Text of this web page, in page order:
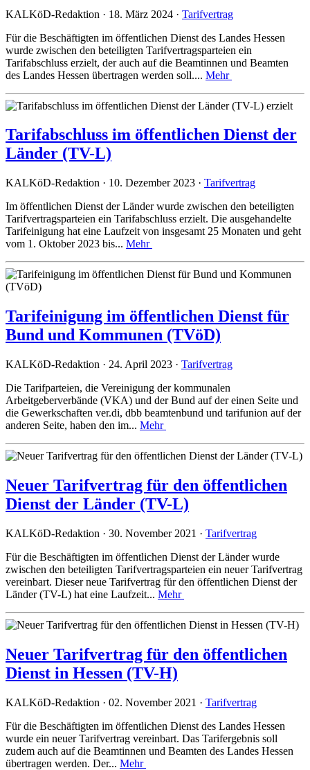
KALKöD-Redaktion · 18. März 2024 · Tarifvertrag
Für die Beschäftigten im öffentlichen Dienst des Landes Hessen
wurde zwischen den beteiligten Tarifvertragsparteien ein
Tarifabschluss erzielt, der auch auf die Beamtinnen und Beamten
des Landes Hessen übertragen werden soll.... Mehr
Tarifabschluss im öffentlichen Dienst der
Länder (TV-L)
KALKöD-Redaktion · 10. Dezember 2023 · Tarifvertrag
Im öffentlichen Dienst der Länder wurde zwischen den beteiligten
Tarifvertragsparteien ein Tarifabschluss erzielt. Die ausgehandelte
Tarifeinigung hat eine Laufzeit von insgesamt 25 Monaten und geht
vom 1. Oktober 2023 bis... Mehr
Tarifeinigung im öffentlichen Dienst für
Bund und Kommunen (TVöD)
KALKöD-Redaktion · 24. April 2023 · Tarifvertrag
Die Tarifparteien, die Vereinigung der kommunalen
Arbeitgeberverbände (VKA) und der Bund auf der einen Seite und
die Gewerkschaften ver.di, dbb beamtenbund und tarifunion auf der
anderen Seite, haben den im... Mehr
Neuer Tarifvertrag für den öffentlichen
Dienst der Länder (TV-L)
KALKöD-Redaktion · 30. November 2021 · Tarifvertrag
Für die Beschäftigten im öffentlichen Dienst der Länder wurde
zwischen den beteiligten Tarifvertragsparteien ein neuer Tarifvertrag
vereinbart. Dieser neue Tarifvertrag für den öffentlichen Dienst der
Länder (TV-L) hat eine Laufzeit... Mehr
Neuer Tarifvertrag für den öffentlichen
Dienst in Hessen (TV-H)
KALKöD-Redaktion · 02. November 2021 · Tarifvertrag
Für die Beschäftigten im öffentlichen Dienst des Landes Hessen
wurde ein neuer Tarifvertrag vereinbart. Das Tarifergebnis soll
zudem auch auf die Beamtinnen und Beamten des Landes Hessen
übertragen werden. Der... Mehr